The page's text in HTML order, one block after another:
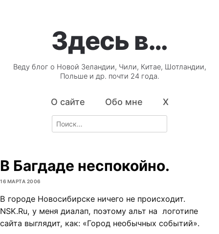
Здесь в…
Веду блог о Новой Зеландии, Чили, Китае, Шотландии,
Польше и др. почти 24 года.
О сайте Обо мне X
Search
for:
В Багдаде неспокойно.
16 МАРТА 2006
В городе Новосибирске ничего не происходит.
NSK.Ru, у меня диалап, поэтому альт на логотипе
сайта выглядит, как: «Город необычных событий».